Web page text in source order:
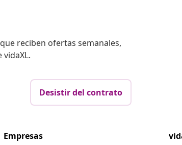
reciben ofertas semanales,
Desistir del contrato
Empresas